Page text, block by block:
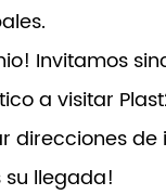
Invitamos
a visitar
direcciones
su llegada!